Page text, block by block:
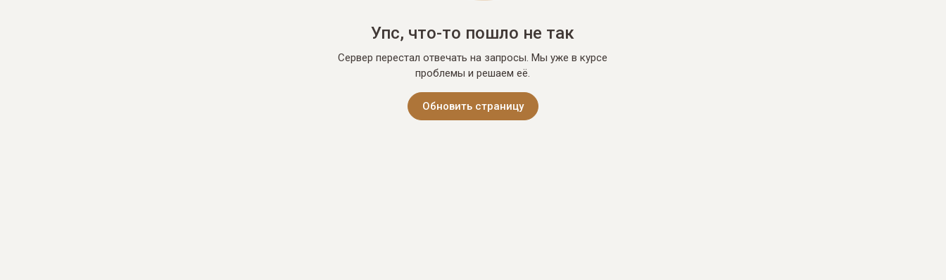
Упс, что-то пошло не так
Сервер перестал отвечать на запросы. Мы уже в курсе
проблемы и решаем её.
Обновить страницу